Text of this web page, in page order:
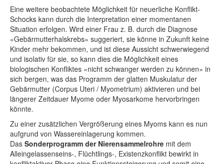
Eine weitere beobachtete Möglichkeit für neuerliche Konflikt-
Schocks kann durch die Interpretation einer momentanen
Situation erfolgen. Wird einer Frau z. B. durch die Diagnose
«Gebärmutterhalskrebs» suggeriert, sie könne in Zukunft keine
Kinder mehr bekommen, und ist diese Aussicht schwerwiegend
und isolativ für sie, so kann dies die Möglichkeit eines
biologischen Konfliktes «nicht schwanger werden zu können» in
sich bergen, was das Programm der glatten Muskulatur der
Gebärmutter (Corpus Uteri / Myometrium) aktivieren und bei
längerer Zeitdauer Myome oder Myosarkome hervorbringen
könnte.
Zu einer zusätzlichen Vergrößerung eines Myoms kann es nun
aufgrund von Wassereinlagerung kommen.
Das Sonderprogramm der Nierensammelrohre mit dem
Alleingelassenseins-, Flüchtlings-, Existenzkonflikt bewirkt in